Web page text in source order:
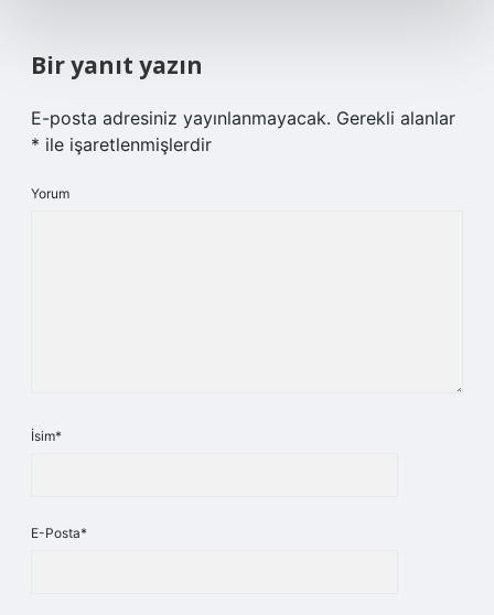
Bir yanıt yazın
E-posta adresiniz yayınlanmayacak. Gerekli alanlar
* ile işaretlenmişlerdir
Yorum
İsim*
E-Posta*